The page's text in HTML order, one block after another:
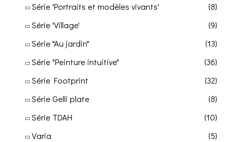
Série 'Portraits et modèles vivants'
(8)
Série 'Village'
(9)
Série "Au jardin"
(13)
Série "Peinture intuitive"
(36)
Série Footprint
(32)
Série Gelli plate
(8)
Série TDAH
(10)
Varia
(5)